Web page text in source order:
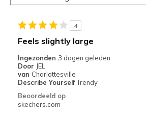
page
met
migratiegeschiedenis
van
de
4
Feels slightly large
Ingezonden 3 dagen geleden
Door JEL
van Charlottesville
Describe YourselfTrendy
Beoordeeld op
skechers.com